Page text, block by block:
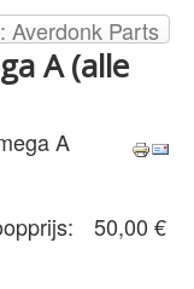
Averdonk Parts
A (alle
A
50,00 €